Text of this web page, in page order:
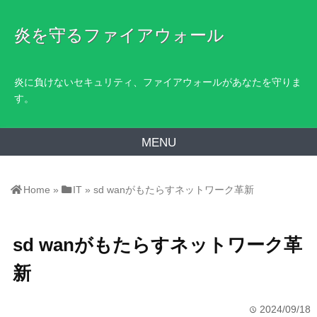
炎を守るファイアウォール
炎に負けないセキュリティ、ファイアウォールがあなたを守りま
す。
MENU
Home » IT »sd wanがもたらすネットワーク革新
sd wanがもたらすネットワーク革
新
time 2024/09/18